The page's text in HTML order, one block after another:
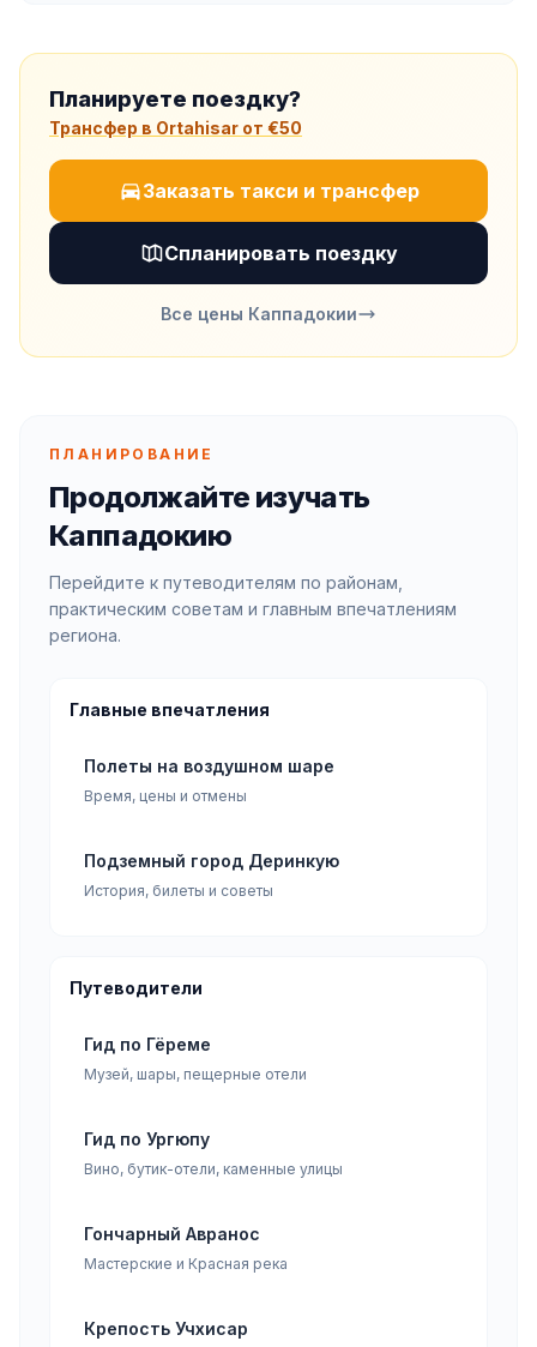
входом около €12 (~₺655).
Планируете поездку?
Трансфер в Ortahisar от €50
Заказать такси и трансфер
Спланировать поездку
Все цены Каппадокии
ПЛАНИРОВАНИЕ
Продолжайте изучать
Каппадокию
Перейдите к путеводителям по районам,
практическим советам и главным впечатлениям
региона.
Главные впечатления
Полеты на воздушном шаре
Время, цены и отмены
Подземный город Деринкую
История, билеты и советы
Путеводители
Гид по Гёреме
Музей, шары, пещерные отели
Гид по Ургюпу
Вино, бутик-отели, каменные улицы
Гончарный Авранос
Мастерские и Красная река
Крепость Учхисар